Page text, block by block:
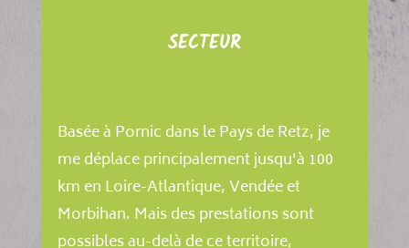
SECTEUR
Basée à Pornic dans le Pays de Retz, je
me déplace principalement jusqu'à 100
km en Loire-Atlantique, Vendée et
Morbihan. Mais des prestations sont
possibles au-delà de ce territoire,